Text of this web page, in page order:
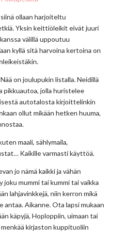
ollaan harjoiteltu
Yksin keittiöleikit eivät juuri
välillä uppoutuu
kyllä sitä harvoina kertoina on
on joulupukin listalla. Neidillä
pikkuautoa, jolla huristelee
autotalosta kirjoittelinkin
ollut mikään hetken huuma,
maali, sählymaila,
Kaikille varmasti käyttöä.
jo nämä kaikki ja vähän
joku mummi tai kummi tai vaikka
lahjavinkkejä, niin kerron mikä
antaa. Aikanne. Ota lapsi mukaan
käpyjä, Hoploppiin, uimaan tai
kirjaston kuppituoliin